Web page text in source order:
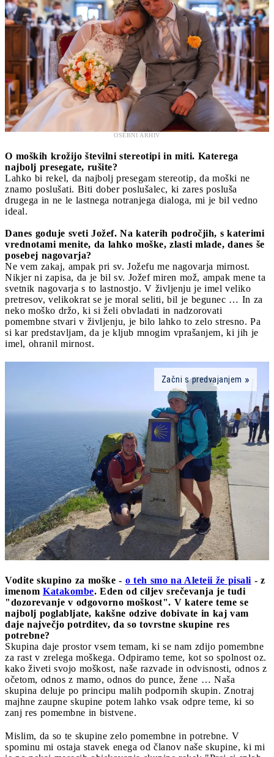
OSEBNI ARHIV
O moških krožijo številni stereotipi in miti. Katerega
najbolj presegate, rušite?
Lahko bi rekel, da najbolj presegam stereotip, da moški ne
znamo poslušati. Biti dober poslušalec, ki zares posluša
drugega in ne le lastnega notranjega dialoga, mi je bil vedno
ideal.
Danes goduje sveti Jožef. Na katerih področjih, s katerimi
vrednotami menite, da lahko moške, zlasti mlade, danes še
posebej nagovarja?
Ne vem zakaj, ampak pri sv. Jožefu me nagovarja mirnost.
Nikjer ni zapisa, da je bil sv. Jožef miren mož, ampak mene ta
svetnik nagovarja s to lastnostjo. V življenju je imel veliko
pretresov, velikokrat se je moral seliti, bil je begunec … In za
neko moško držo, ki si želi obvladati in nadzorovati
pomembne stvari v življenju, je bilo lahko to zelo stresno. Pa
si kar predstavljam, da je kljub mnogim vprašanjem, ki jih je
imel, ohranil mirnost.
Začni s predvajanjem
Vodite skupino za moške - o teh smo na Aleteii že pisali - z
imenom Katakombe. Eden od ciljev srečevanja je tudi
"dozorevanje v odgovorno moškost". V katere teme se
najbolj poglabljate, kakšne odzive dobivate in kaj vam
daje največjo potrditev, da so tovrstne skupine res
potrebne?
Skupina daje prostor vsem temam, ki se nam zdijo pomembne
za rast v zrelega moškega. Odpiramo teme, kot so spolnost oz.
kako živeti svojo moškost, naše razvade in odvisnosti, odnos z
očetom, odnos z mamo, odnos do punce, žene … Naša
skupina deluje po principu malih podpornih skupin. Znotraj
majhne zaupne skupine potem lahko vsak odpre teme, ki so
zanj res pomembne in bistvene.
Mislim, da so te skupine zelo pomembne in potrebne. V
spominu mi ostaja stavek enega od članov naše skupine, ki mi